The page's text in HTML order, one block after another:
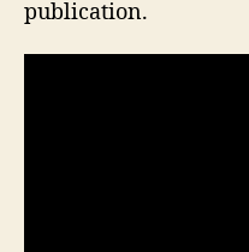
publication.